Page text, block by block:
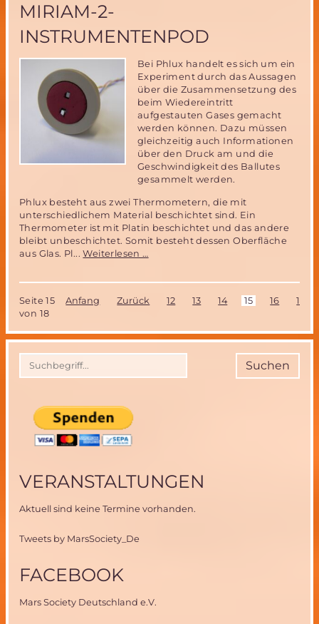
Polen
MIRIAM-2-
INSTRUMENTENPOD
Bei Phlux handelt es sich um ein
Experiment durch das Aussagen
über die Zusammensetzung des
beim Wiedereintritt
aufgestauten Gases gemacht
werden können. Dazu müssen
gleichzeitig auch Informationen
über den Druck am und die
Geschwindigkeit des Ballutes
gesammelt werden.
Phlux besteht aus zwei Thermometern, die mit
unterschiedlichem Material beschichtet sind. Ein
Thermometer ist mit Platin beschichtet und das andere
bleibt unbeschichtet. Somit besteht dessen Oberfläche
aus Glas. Pl...Weiterlesen …
der
Stuttgart
bereit
zur
in
Seite 15
von 18
Anfang Zurück 12 13 14 15 16 17
Suchen
VERANSTALTUNGEN
Aktuell sind keine Termine vorhanden.
Tweets by MarsSociety_De
FACEBOOK
Mars Society Deutschland e.V.